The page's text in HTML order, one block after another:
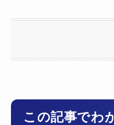
この記事でわ